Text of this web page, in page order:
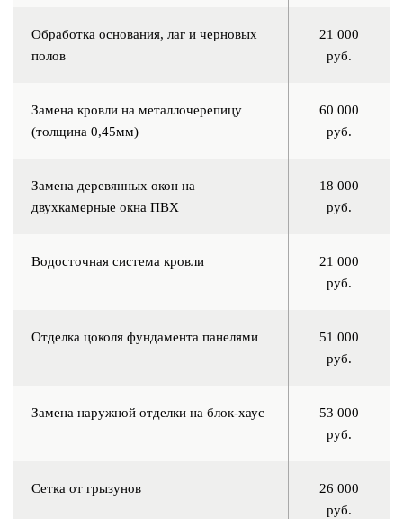
Обработка основания, лаг и черновых
полов
21 000
руб.
Замена кровли на металлочерепицу
(толщина 0,45мм)
60 000
руб.
Замена деревянных окон на
двухкамерные окна ПВХ
18 000
руб.
Водосточная система кровли
21 000
руб.
Отделка цоколя фундамента панелями
51 000
руб.
Замена наружной отделки на блок-хаус
53 000
руб.
Сетка от грызунов
26 000
руб.